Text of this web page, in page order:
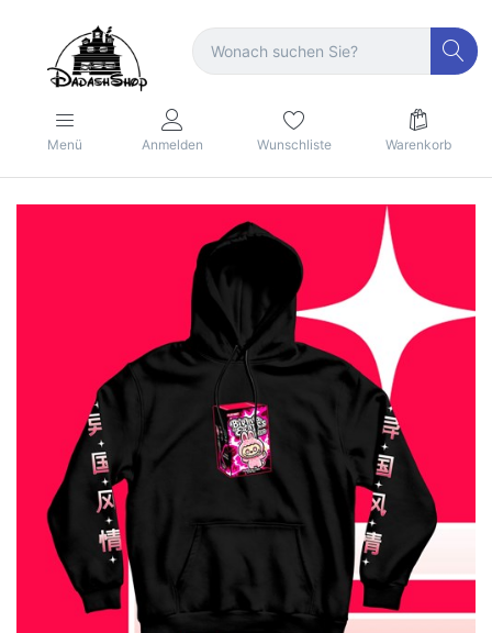
Menü Anmelden Wunschliste Warenkorb